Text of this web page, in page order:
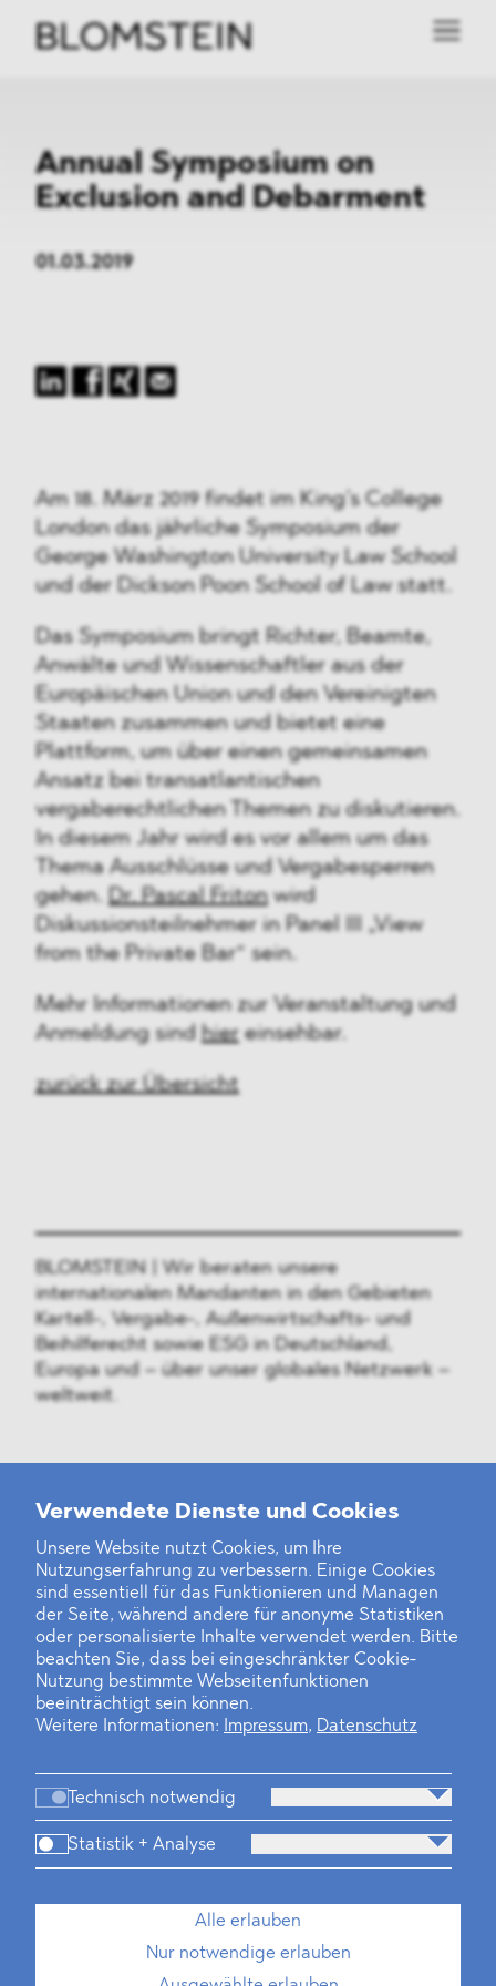
Verwendete Dienste und Cookies
Unsere Website nutzt Cookies, um Ihre
Nutzungserfahrung zu verbessern. Einige Cookies
sind essentiell für das Funktionieren und Managen
der Seite, während andere für anonyme Statistiken
oder personalisierte Inhalte verwendet werden. Bitte
beachten Sie, dass bei eingeschränkter Cookie-
Nutzung bestimmte Webseitenfunktionen
beeinträchtigt sein können.
Weitere Informationen:
Impressum, Datenschutz
Technisch notwendig
Statistik + Analyse
Alle erlauben
Nur notwendige erlauben
Annual Symposium on
Exclusion and Debarment
01.03.2019
Am 18. März 2019 findet im King’s College
London das jährliche Symposium der
George Washington University Law School
und der Dickson Poon School of Law statt.
Das Symposium bringt Richter, Beamte,
Anwälte und Wissenschaftler aus der
Europäischen Union und den Vereinigten
Staaten zusammen und bietet eine
Plattform, um über einen gemeinsamen
Ansatz bei transatlantischen
vergaberechtlichen Themen zu diskutieren.
In diesem Jahr wird es vor allem um das
Thema Ausschlüsse und Vergabesperren
gehen. Dr. Pascal Fritonwird
Diskussionsteilnehmer in Panel III „View
from the Private Bar“ sein.
Mehr Informationen zur Veranstaltung und
Anmeldung sind hier einsehbar.
zurück zur Übersicht
BLOMSTEIN | Wir beraten unsere
internationalen Mandanten in den Gebieten
Kartell-, Vergabe-, Außenwirtschafts- und
Beihilferecht sowie ESG in Deutschland,
Europa und – über unser globales Netzwerk –
weltweit.
Weitere Neuigkeiten
Finanz- und Energiesektor im Visier
Private Dancer
Game Over?
Standorte
Brasilien-Praxis